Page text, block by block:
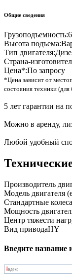
Общие сведения
Грузоподъемность:
Высота подъема:
Тип двигателя:
Страна-
Цена*:По запросу
*Цена зависит от
состояния техники
5 лет гарантии на
Можно в аренду,
Любой удобный
Производитель
Модель двигателя
Стандартные колеса
Мощность
Центр тяжести
Вид приводаHY
Введите название